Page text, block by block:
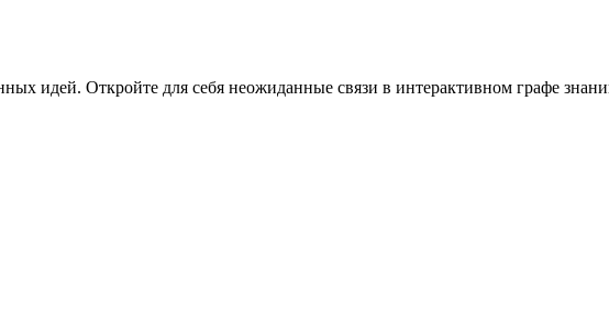
идей. Откройте для себя неожиданные связи в интерактивном графе